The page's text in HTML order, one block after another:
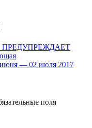
ПРЕДУПРЕЖДАЕТ
июня — 02 июля 2017
поля